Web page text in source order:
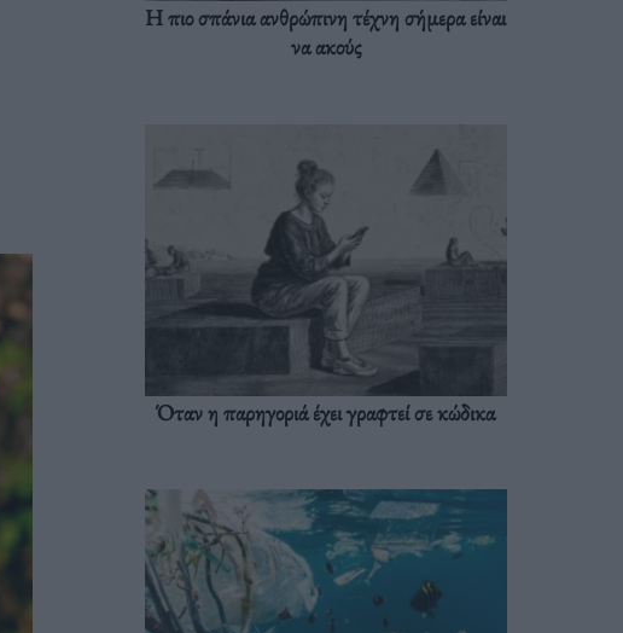
Η πιο σπάνια ανθρώπινη τέχνη σήμερα είναι
να ακούς
Όταν η παρηγοριά έχει γραφτεί σε κώδικα